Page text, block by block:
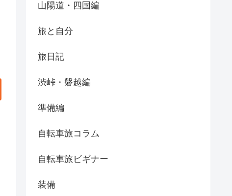
山陽道・四国編
旅と自分
旅日記
渋峠・磐越編
準備編
自転車旅コラム
自転車旅ビギナー
装備